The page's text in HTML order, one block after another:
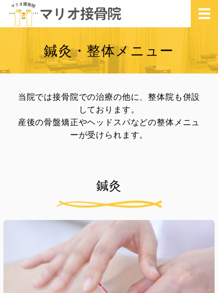
マリオ接骨院｜
診療内容
鍼灸・整体メニュー
当院では接骨院での治療の他に、整体院も併設
しております。
産後の骨盤矯正やヘッドスパなどの整体メニュ
ーが受けられます。
鍼灸